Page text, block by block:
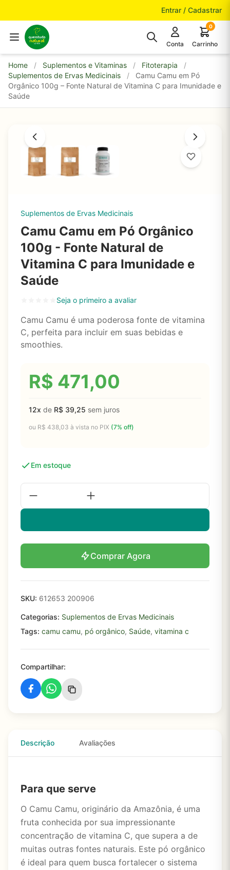
Entrar / Cadastrar
Conta
0
Carrinho
Home / Suplementos e Vitaminas / Fitoterapia
/
Suplementos de Ervas Medicinais
/
Camu Camu em Pó
Orgânico 100g – Fonte Natural de Vitamina C para Imunidade e
Saúde
Suplementos de Ervas Medicinais
Camu Camu em Pó Orgânico
100g - Fonte Natural de
Vitamina C para Imunidade e
Saúde
Seja o primeiro a avaliar
Camu Camu é uma poderosa fonte de vitamina
C, perfeita para incluir em suas bebidas e
smoothies.
R$ 471,00
12x de R$ 39,25 sem juros
ou R$ 438,03 à vista no PIX (7% off)
Em estoque
Comprar Agora
SKU: 612653 200906
Categorias: Suplementos de Ervas Medicinais
Tags: camu camu, pó orgânico, Saúde, vitamina c
Compartilhar:
Descrição Avaliações
Para que serve
O Camu Camu, originário da Amazônia, é uma
fruta conhecida por sua impressionante
concentração de vitamina C, que supera a de
muitas outras fontes naturais. Este pó orgânico
é ideal para quem busca fortalecer o sistema